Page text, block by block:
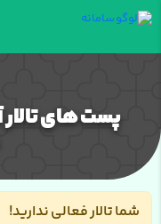
پست های
شما تالار فعالی ندارید!